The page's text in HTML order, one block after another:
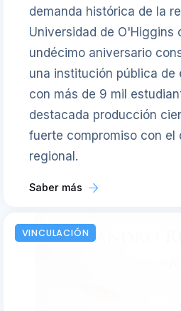
demanda histórica de la
Universidad de O'Higgins
undécimo aniversario
una institución pública de
con más de 9 mil
destacada producción
fuerte compromiso con el
regional.
Saber más
VINCULACIÓN